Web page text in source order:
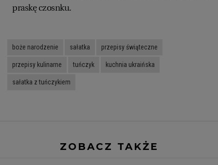
praskę czosnku.
boże narodzenie sałatka przepisy świąteczne
przepisy kulinarne tuńczyk kuchnia ukraińska
sałatka z tuńczykiem
ZOBACZ TAKŻE